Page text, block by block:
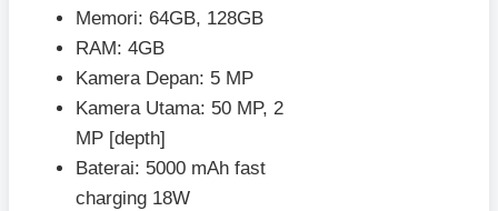
Memori: 64GB, 128GB
RAM: 4GB
Kamera Depan: 5 MP
Kamera Utama: 50 MP, 2
MP [depth]
Baterai: 5000 mAh fast
charging 18W